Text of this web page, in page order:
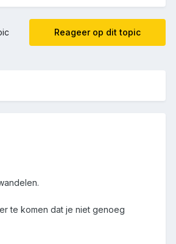
Reageer op dit topic
te komen dat je niet genoeg